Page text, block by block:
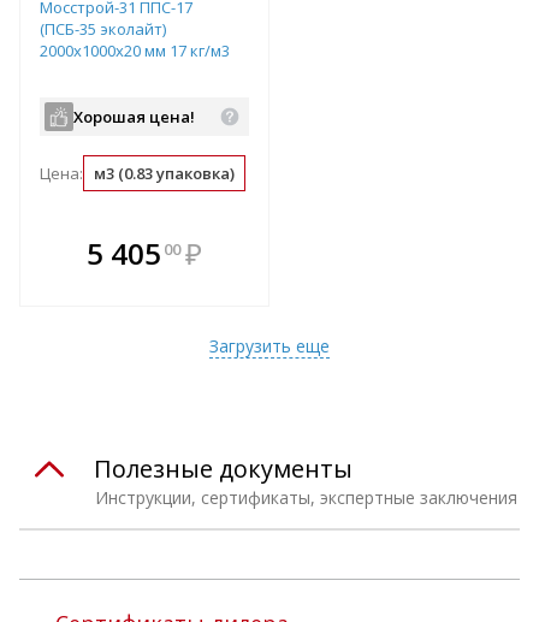
Мосстрой-31 ППС-17
(ПСБ-35 эколайт)
2000х1000х20 мм 17 кг/м3
Хорошая цена!
Цена: м3 (0.83 упаковка)
5 405 00 ₽
Загрузить еще
Инструкции, сертификаты, экспертные заключения
Полезные документы